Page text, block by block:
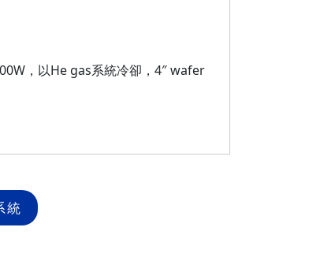
，以He gas系統冷卻，4″ wafer
統